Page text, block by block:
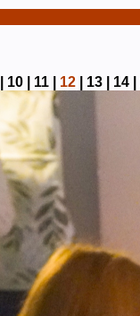
10 | 11 | 12| 13 | 14 |